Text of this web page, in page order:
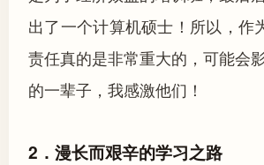
出了一个计算机硕士！所以，作
责任真的是非常重大的，可能会
的一辈子，我感激他们！
2．漫长而艰辛的学习之路